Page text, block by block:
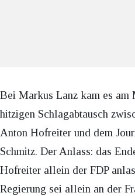
Bei Markus Lanz kam es am
hitzigen Schlagabtausch
Anton Hofreiter und dem
Schmitz. Der Anlass: das
Hofreiter allein der FDP
Regierung sei allein an der